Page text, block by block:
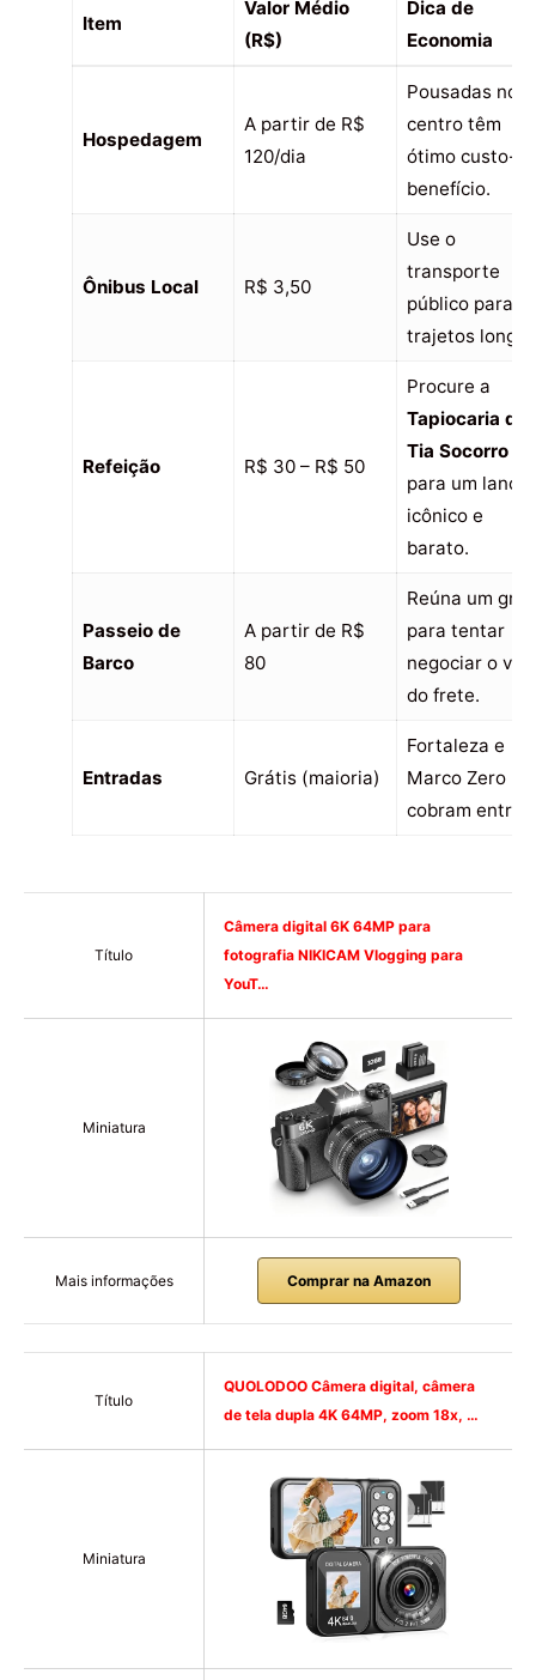
Item
Valor Médio
(R$)
Dica de
Economia
Hospedagem
A partir de R$
120/dia
Pousadas no
centro têm
ótimo custo-
benefício.
Ônibus Local R$ 3,50
Use o
transporte
público para
trajetos
Refeição R$ 30 – R$ 50
Procure a
Tapiocaria da
Tia Socorro
para um
icônico e
barato.
Passeio de
Barco
A partir de R$
80
Reúna um
para tentar
negociar o
do frete.
Entradas Grátis (maioria)
Fortaleza e
Marco Zero
cobram
Título
Câmera digital 6K 64MP para
fotografia NIKICAM Vlogging para
YouT…
Miniatura
Mais informações Comprar na Amazon
Título
QUOLODOO Câmera digital, câmera
de tela dupla 4K 64MP, zoom 18x, …
Miniatura